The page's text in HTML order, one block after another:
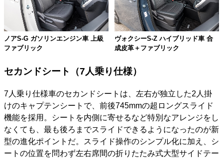
ノアS-G ガソリンエンジン車 上級
ファブリック
ヴォクシーS-Z ハイブリッド車 合
成皮革＋ファブリック
セカンドシート（7人乗り仕様）
7人乗り仕様車のセカンドシートは、左右が独立した2人掛
けのキャプテンシートで、前後745mmの超ロングスライド
機能を採用。シートを内側に寄せるなど特別なアレンジをし
なくても、最も後ろまでスライドできるようになったのが新
型の進化ポイントだ。スライド操作のシンプル化に加え、シ
ートの位置を問わず左右席間の折りたたみ式大型サイドテー